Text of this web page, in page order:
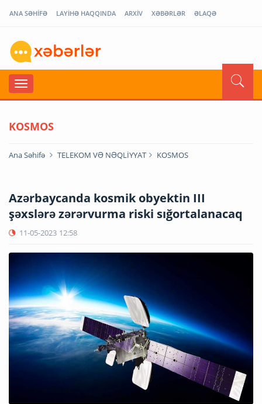
ANA SƏHİFƏ LAYİHƏ HAQQINDA ARXİV XƏBƏRLƏR ƏLAQƏ
KOSMOS
Ana Səhifə TELEKOM VƏ NƏQLİYYAT KOSMOS
Azərbaycanda kosmik obyektin III
şəxslərə zərərvurma riski sığortalanacaq
11-05-2023 12:58